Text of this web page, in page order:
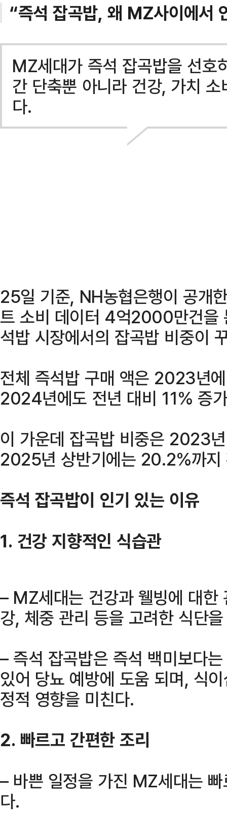
“즉석 잡곡밥, 왜 MZ사이에서
MZ세대가 즉석 잡곡밥을 선호
간 단축뿐 아니라 건강, 가치
다.
25일 기준, NH농협은행이 공개
트 소비 데이터 4억2000만건을
석밥 시장에서의 잡곡밥 비중이
전체 즉석밥 구매 액은 2023년
2024년에도 전년 대비 11% 증
이 가운데 잡곡밥 비중은 2023
2025년 상반기에는 20.2%까지
즉석 잡곡밥이 인기 있는 이유
1. 건강 지향적인 식습관
– MZ세대는 건강과 웰빙에 대한
강, 체중 관리 등을 고려한 식단
– 즉석 잡곡밥은 즉석 백미보다
있어 당뇨 예방에 도움 되며, 식
정적 영향을 미친다.
2. 빠르고 간편한 조리
– 바쁜 일정을 가진 MZ세대는
다.